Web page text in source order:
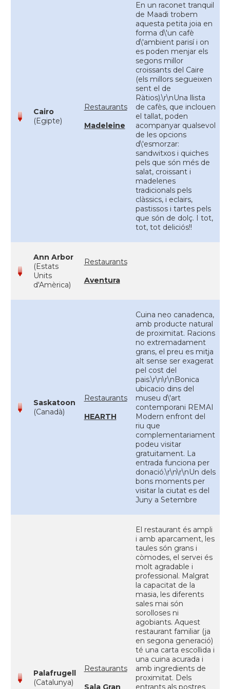
Cairo
(Egipte)
Restaurants
Madeleine
En un raconet tranquil
de Maadi trobem
aquesta petita joia en
forma d\'un cafè
d\'ambient parisí i on
es poden menjar els
segons millor
croissants del Caire
(els millors segueixen
sent el de
Ràtios).\r\nUna llista
de cafès, que inclouen
el tallat, poden
acompanyar qualsevol
de les opcions
d\'esmorzar:
sandwitxos i quiches
pels que són més de
salat, croissant i
madelenes
tradicionals pels
clàssics, i eclairs,
pastissos i tartes pels
que són de dolç. I tot,
tot, tot deliciós!!
Ann Arbor
(Estats
Units
d'Amèrica)
Restaurants
Aventura
Saskatoon
(Canadà)
Restaurants
HEARTH
Cuina neo canadenca,
amb producte natural
de proximitat. Racions
no extremadament
grans, el preu es mitja
alt sense ser exagerat
pel cost del
pais.\r\n\r\nBonica
ubicacio dins del
museu d\'art
contemporani REMAI
Modern enfront del
riu que
complementariament
podeu visitar
gratuitament. La
entrada funciona per
donació.\r\n\r\nUn dels
bons moments per
visitar la ciutat es del
Juny a Setembre
Palafrugell
(Catalunya)
Restaurants
Sala Gran
El restaurant és ampli
i amb aparcament, les
taules són grans i
còmodes, el servei és
molt agradable i
professional. Malgrat
la capacitat de la
masia, les diferents
sales mai són
sorolloses ni
agobiants. Aquest
restaurant familiar (ja
en segona generació)
té una carta escollida i
una cuina acurada i
amb ingredients de
proximitat. Dels
entrants als postres